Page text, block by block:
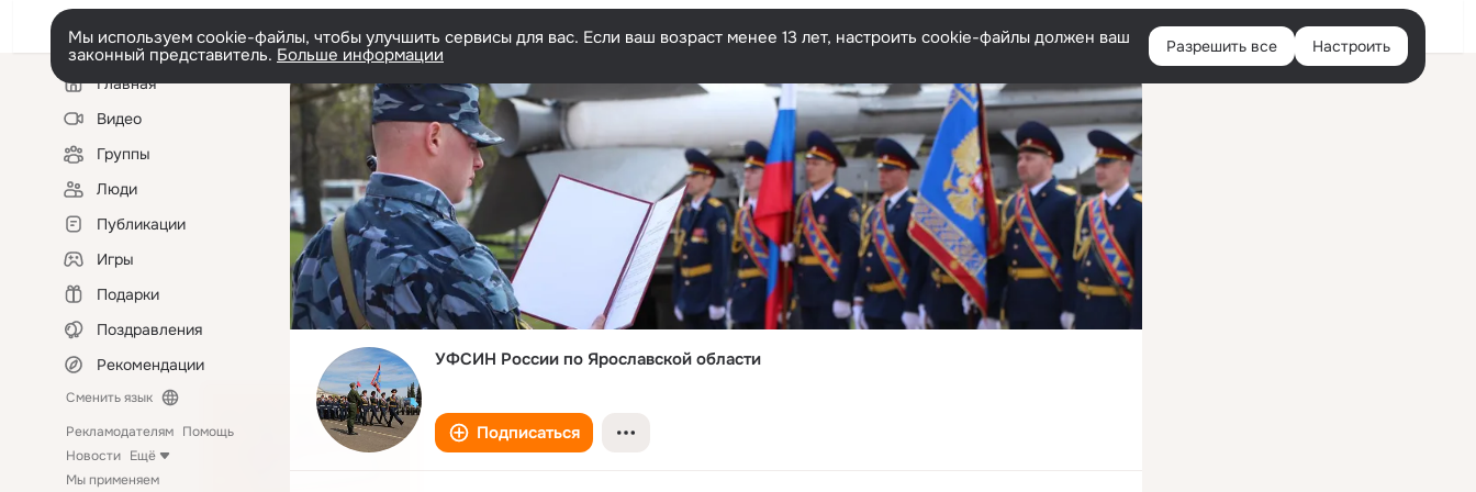
Войти
Мы используем cookie-файлы, чтобы улучшить сервисы для вас. Если ваш возраст менее 13 лет, настроить cookie-файлы должен ваш
законный представитель. Больше информации Разрешить все Настроить
Левая
колонкаГлавная
Видео
Группы
Люди
Публикации
Игры
Подарки
Поздравления
Рекомендации
Сменить язык
Рекламодателям Помощь
Новости Ещё
Мы применяем
УФСИН России по Ярославской области
Подписаться